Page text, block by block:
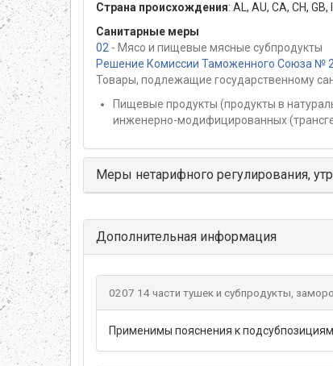
Страна происхождения: AL , AU, CA, CH, GB,
Санитарные меры
02 - Мясо и пищевые мясные субпродукты
Решение Комиссии Таможенного Союза №
Товары, подлежащие государственному
Пищевые продукты (продукты в
инженерно-модифицированных
Меры нетарифного регулирования,
Дополнительная информация
0207 14 части тушек и субпродукты,
Применимы пояснения к подсубпозициям